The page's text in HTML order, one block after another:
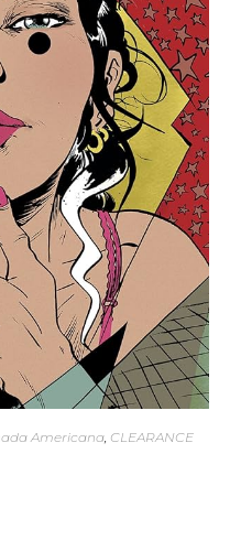
Americana, CLEARANCE